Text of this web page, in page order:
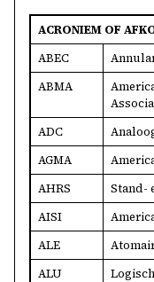
ACRONIEM OF
ABEC
ABMA
ADC
AGMA
AHRS
Stand-
AISI
ALE
ALU